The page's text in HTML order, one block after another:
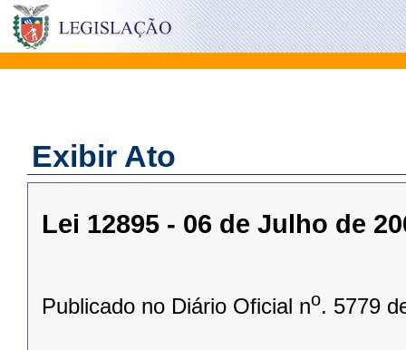
Exibir Ato
Lei 12895 - 06 de Julho de
Publicado no Diário Oficial no. 5779